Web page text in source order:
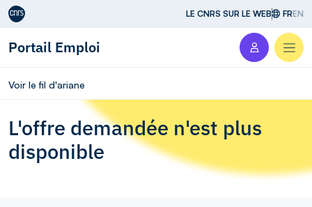
Aller au contenu LE CNRS SUR LE WEB FREN
Portail Emploi
Voir le fil d'ariane
L'offre demandée n'est plus
disponible